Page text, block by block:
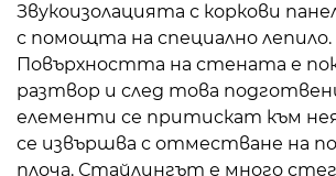
Звукоизолацията с коркови
с помощта на специално лепило.
Повърхността на стената е
разтвор и след това
елементи се притискат към
се извършва с отместване на
плоча. Стайлингът е много